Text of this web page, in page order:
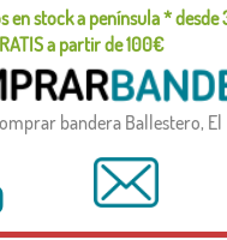
stock a península * desde
a partir de 100€
bandera Ballestero, El